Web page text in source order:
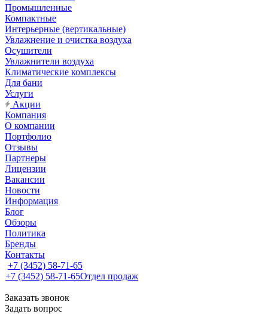
Промышленные
Компактные
Интерьерные (вертикальные)
Увлажнение и очистка воздуха
Осушители
Увлажнители воздуха
Климатические комплексы
Для бани
Услуги
Акции
Компания
О компании
Портфолио
Отзывы
Партнеры
Лицензии
Вакансии
Новости
Информация
Блог
Обзоры
Политика
Бренды
Контакты
+7 (3452) 58-71-65
+7 (3452) 58-71-65Отдел продаж
Заказать звонок
Задать вопрос